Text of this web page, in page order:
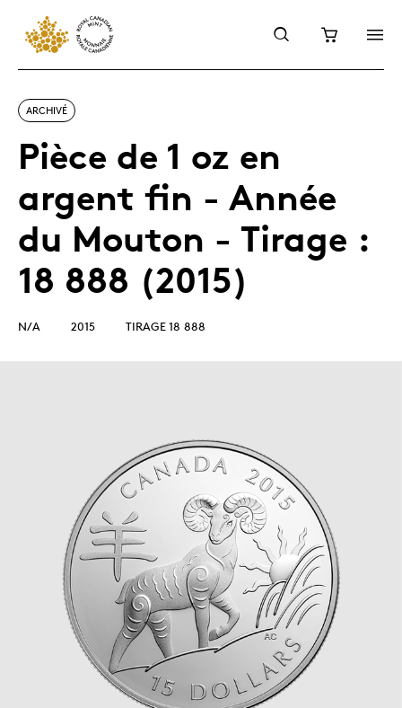
ARCHIVÉ
Pièce de 1 oz en
argent fin - Année
du Mouton - Tirage :
18 888 (2015)
N/A 2015 TIRAGE 18 888